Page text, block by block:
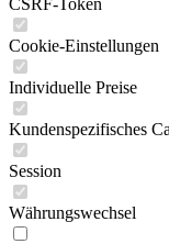
CSRF-Token
Cookie-Einstellungen
Individuelle Preise
Kundenspezifisches
Session
Währungswechsel